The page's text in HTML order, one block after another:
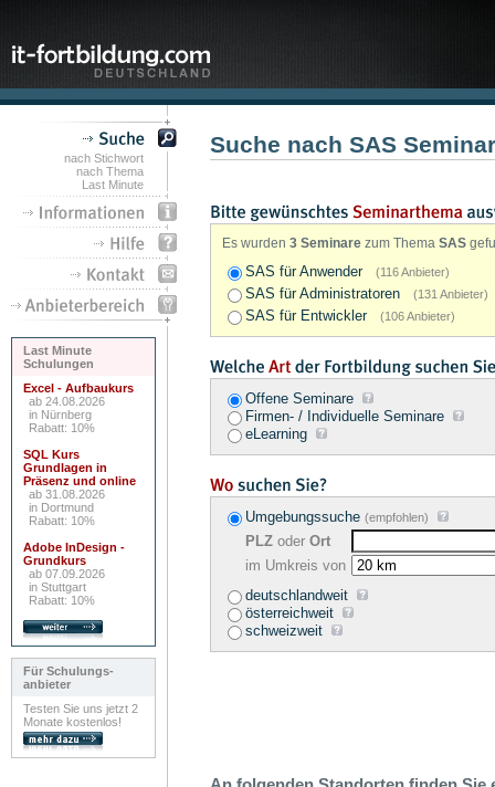
nach Stichwort
nach Thema
Last Minute
Last Minute
Schulungen
Excel - Aufbaukurs
ab 24.08.2026
in Nürnberg
Rabatt: 10%
SQL Kurs
Grundlagen in
Präsenz und online
ab 31.08.2026
in Dortmund
Rabatt: 10%
Adobe InDesign -
Grundkurs
ab 07.09.2026
in Stuttgart
Rabatt: 10%
Für Schulungs-
anbieter
Testen Sie uns jetzt 2
Monate kostenlos!
Suche nach SAS
Es wurden 3 Seminare zum Thema SAS
SAS für Anwender (116 Anbieter)
SAS für Administratoren (131 Anbieter)
SAS für Entwickler (106 Anbieter)
Offene Seminare
Firmen- / Individuelle Seminare
eLearning
Umgebungssuche (empfohlen)
PLZ oder Ort
im Umkreis von
deutschlandweit
österreichweit
schweizweit